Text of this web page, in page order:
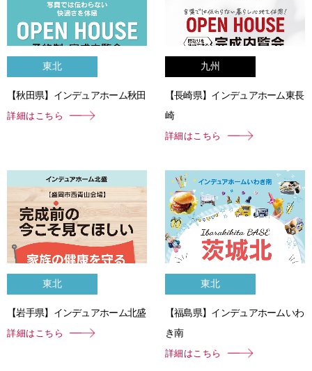
東北
【秋田県】インデュアホーム秋田
詳細はこちら
九州
【長崎県】インデュアホーム東長
崎
詳細はこちら
東北
【岩手県】インデュアホーム北盛
詳細はこちら
東北
【福島県】インデュアホームいわ
き南
詳細はこちら